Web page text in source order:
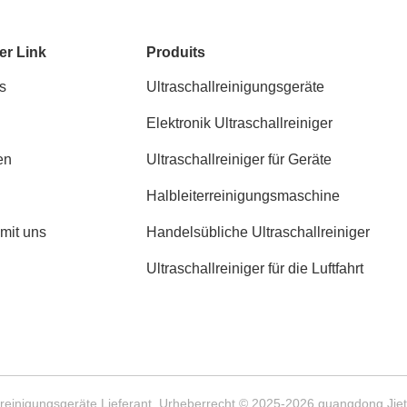
Link
uns
Produits
Ultraschallreinigungsgeräte
Elektronik Ultraschallreiniger
Ultraschallreiniger für Geräte
Halbleiterreinigungsmaschine
Handelsübliche Ultraschallreiniger
Ultraschallreiniger für die Luftfahrt
Lieferant. Urheberrecht © 2025-2026 guangdong